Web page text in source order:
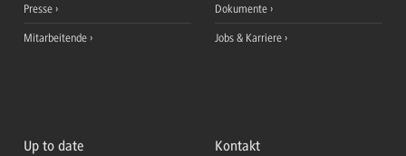
Presse
Mitarbeitende
Dokumente
Jobs & Karriere
Up to date Kontakt